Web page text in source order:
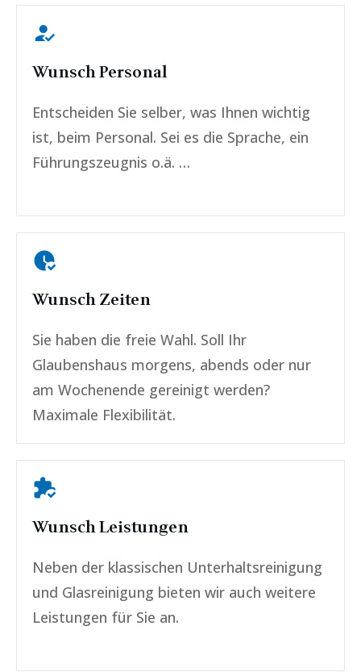
Wunsch Personal
Entscheiden Sie selber, was Ihnen wichtig
ist, beim Personal. Sei es die Sprache, ein
Führungszeugnis o.ä. …
Wunsch Zeiten
Sie haben die freie Wahl. Soll Ihr
Glaubenshaus morgens, abends oder nur
am Wochenende gereinigt werden?
Maximale Flexibilität.
Wunsch Leistungen
Neben der klassischen Unterhaltsreinigung
und Glasreinigung bieten wir auch weitere
Leistungen für Sie an.